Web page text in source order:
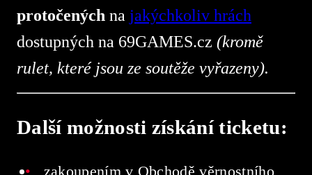
protočených na jakýchkoliv hrách
dostupných na 69GAMES.cz (kromě
rulet, které jsou ze soutěže vyřazeny).
Další možnosti získání ticketu:
zakoupením v Obchodě věrnostního